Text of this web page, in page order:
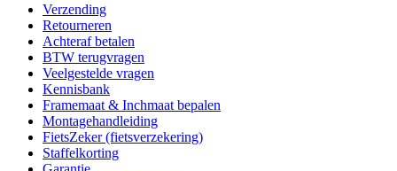
Verzending
Retourneren
Achteraf betalen
BTW terugvragen
Veelgestelde vragen
Kennisbank
Framemaat & Inchmaat bepalen
Montagehandleiding
FietsZeker (fietsverzekering)
Staffelkorting